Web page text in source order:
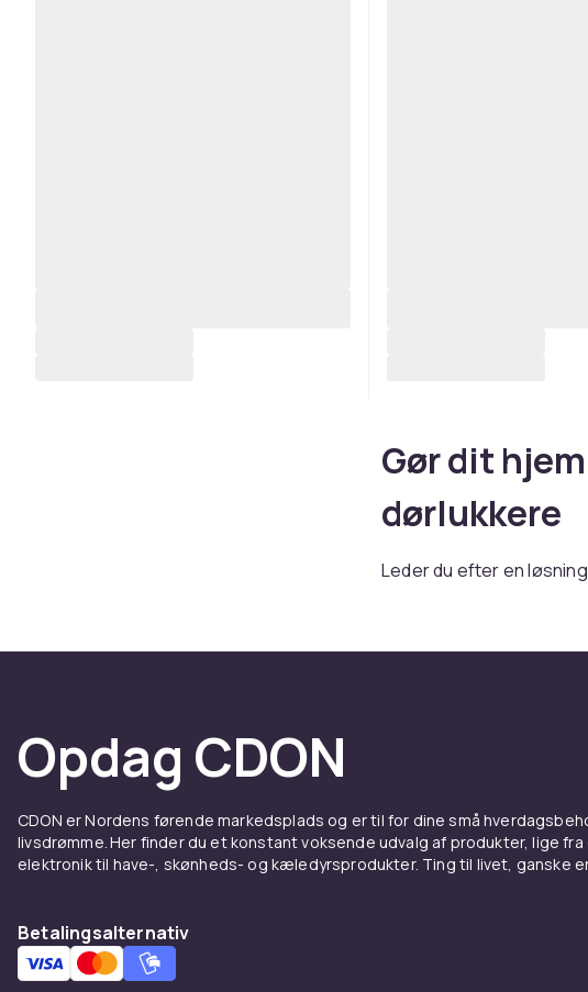
Gør dit
dørlukkere
Leder du efter en
sikkerheden i dit hjem
Vil du forbedre
udvalg af dørlukkere.
tilføjelse til ethvert hjem
Opdag CDON
CDON er Nordens førende markedsplads og er til for dine små
livsdrømme. Her finder du et konstant voksende udvalg af produkter, lige
elektronik til have-, skønheds- og kæledyrsprodukter. Ting til livet, ganske
Betalingsalternativ